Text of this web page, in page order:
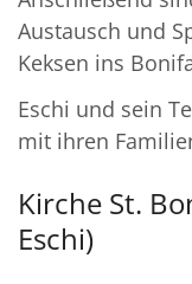
Austausch und
Keksen ins
Eschi und sein
mit ihren
Kirche St.
Eschi)